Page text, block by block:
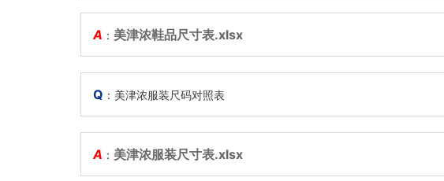
A ： 美津浓鞋品尺寸表.xlsx
Q ：美津浓服装尺码对照表
A ： 美津浓服装尺寸表.xlsx